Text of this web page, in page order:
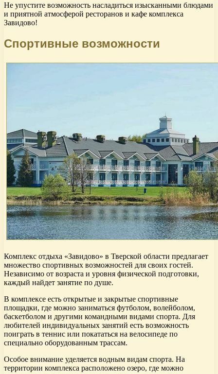
Не упустите возможность насладиться изысканными блюдами
и приятной атмосферой ресторанов и кафе комплекса
Завидово!
Спортивные возможности
Комплекс отдыха «Завидово» в Тверской области предлагает
множество спортивных возможностей для своих гостей.
Независимо от возраста и уровня физической подготовки,
каждый найдет занятие по душе.
В комплексе есть открытые и закрытые спортивные
площадки, где можно заниматься футболом, волейболом,
баскетболом и другими командными видами спорта. Для
любителей индивидуальных занятий есть возможность
поиграть в теннис или покататься на велосипеде по
специально оборудованным трассам.
Особое внимание уделяется водным видам спорта. На
территории комплекса расположено озеро, где можно